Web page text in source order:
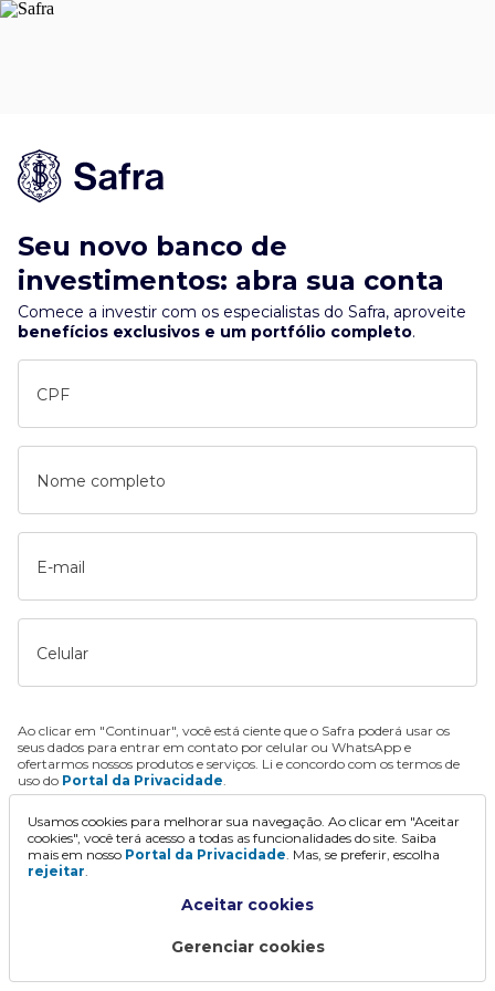
Seu novo banco de
investimentos: abra sua conta
Comece a investir com os especialistas do Safra, aproveite
benefícios exclusivos e um portfólio completo.
CPF
Nome completo
E-mail
Celular
Ao clicar em "Continuar", você está ciente que o Safra poderá usar os
seus dados para entrar em contato por celular ou WhatsApp e
ofertarmos nossos produtos e serviços. Li e concordo com os termos de
uso do Portal da Privacidade.
Continuar
Usamos cookies para melhorar sua navegação. Ao clicar em "Aceitar
cookies", você terá acesso a todas as funcionalidades do site. Saiba
mais em nosso Portal da Privacidade. Mas, se preferir, escolha
rejeitar.
Aceitar cookies
Gerenciar cookies